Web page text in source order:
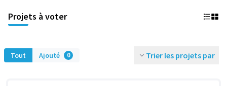
Projets à voter
Tout Ajouté 0 Trier les projets par